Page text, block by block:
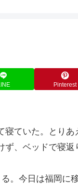
Pinterest
寝ていた。とり
、ベッドで寝返
。今日は福岡に